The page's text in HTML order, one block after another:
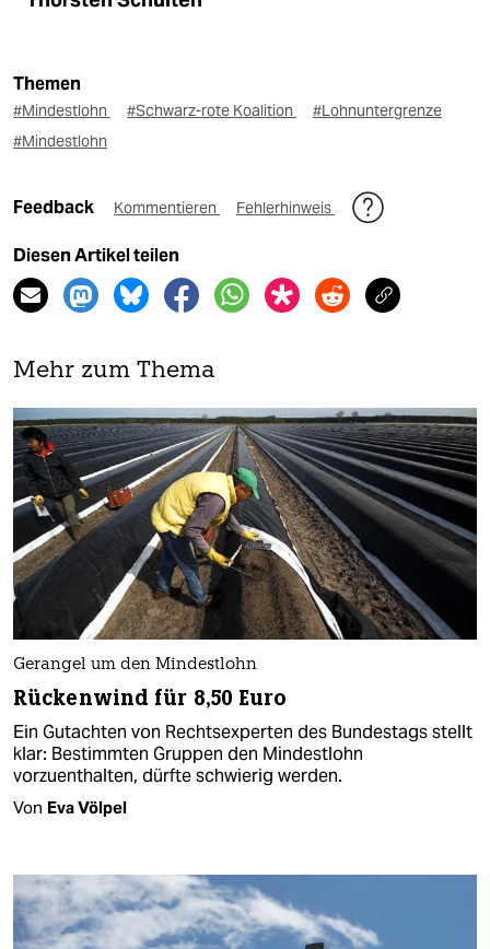
Themen
#Mindestlohn #Schwarz-rote Koalition
#Lohnuntergrenze
#Mindestlohn
Feedback Kommentieren Fehlerhinweis
Diesen Artikel teilen
Mehr zum Thema
Gerangel um den Mindestlohn
Rückenwind für 8,50 Euro
Ein Gutachten von Rechtsexperten des Bundestags stellt
klar: Bestimmten Gruppen den Mindestlohn
vorzuenthalten, dürfte schwierig werden.
Von Eva Völpel